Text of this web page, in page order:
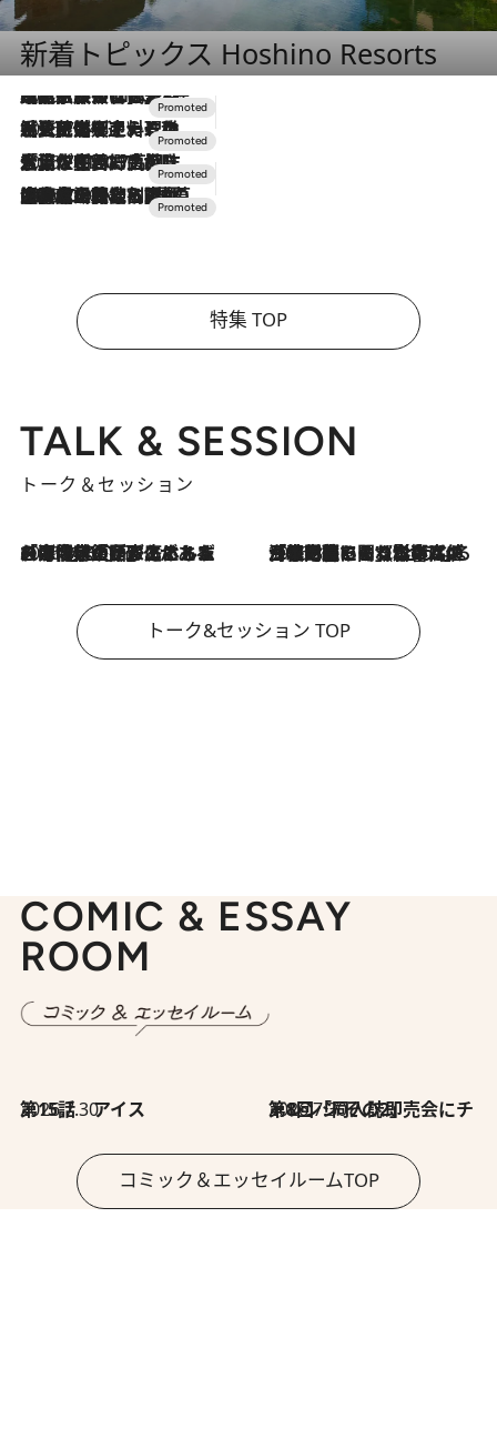
新着トピックス Hoshino Resorts
2026.7.31
【ホテル帰省】という選択肢をOMOが提案。家族とほどよい距離を保つには「昼は実家、夜は気兼ねなくホテルで！」
2026.7.24
【夏限定ディナーコース】旬を迎える稚鮎や花ズッキーニなどをイタリア・トスカーナの郷土料理の手法で満喫！
2026.7.17
「土佐和ハーブかき氷」がOMO7高知に登場！生姜、山椒、大葉など目にも舌にも涼を呼ぶ郷土の味
2026.7.10
NEW OPEN！【界 草津】名湯の地に誕生。趣の異なる2種の温泉と上州ならではの会席・蕎麦割烹など美食を味わう究極の癒やし旅
特集 TOP
TALK & SESSION
トーク＆セッション
2026.8.3
「今後値上げがあるとすれば…」「リスクがあるのは今年の冬」エネルギー専門家が語る、ホルムズ海峡封鎖が家庭にもたらす“ある心配” 2026.8.3
「住宅建てられない…」「サーチャージ料の高値が続いている」ホルムズ海峡封鎖による影響はいつまで続く？《エネルギー専門家に聞く“どうなる日本の暮らし”》
トーク&セッション TOP
COMIC & ESSAY
ROOM
2026.7.30
第15話 アイス 2026.7.30
第8回「同人誌即売会にチャレンジ その2」
コミック＆エッセイルームTOP